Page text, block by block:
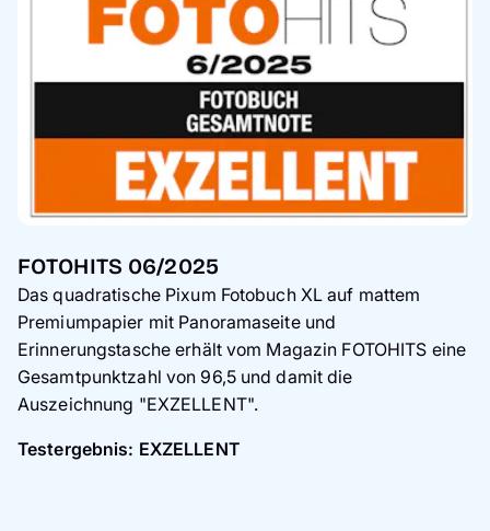
FOTOHITS 06/2025
Das quadratische Pixum Fotobuch XL auf mattem
Premiumpapier mit Panoramaseite und
Erinnerungstasche erhält vom Magazin FOTOHITS eine
Gesamtpunktzahl von 96,5 und damit die
Auszeichnung "EXZELLENT".
Testergebnis: EXZELLENT